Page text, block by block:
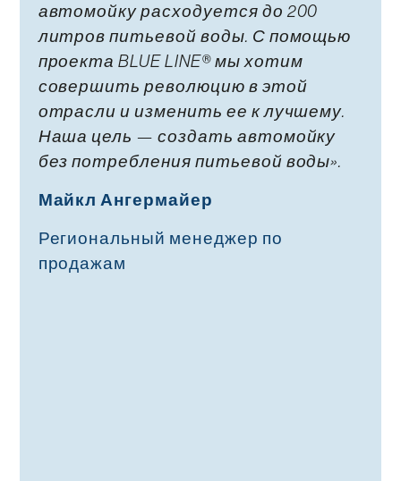
автомойку расходуется до 200
литров питьевой воды. С помощью
проекта BLUE LINE® мы хотим
совершить революцию в этой
отрасли и изменить ее к лучшему.
Наша цель — создать автомойку
без потребления питьевой воды».
Майкл Ангермайер
Региональный менеджер по
продажам